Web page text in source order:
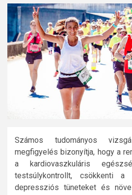
Számos tudományos
megfigyelés bizonyítja, hogy a
a kardiovaszkuláris
testsúlykontrollt, csökkenti
depressziós tüneteket és